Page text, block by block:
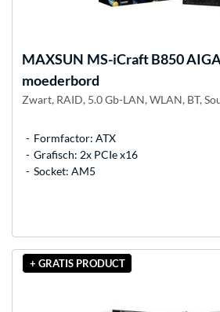
MAXSUN MS-iCraft B850
moederbord
Zwart, RAID, 5.0 Gb-LAN, WLAN, BT,
Formfactor: ATX
Grafisch: 2x PCIe x16
Socket: AM5
+ GRATIS PRODUCT